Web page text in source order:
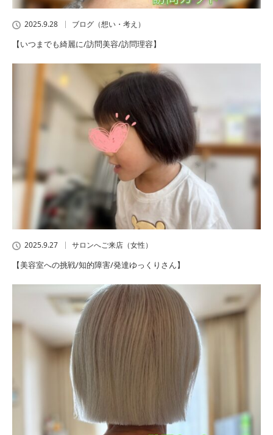
2025.9.28 ブログ（想い・考え）
【いつまでも綺麗に/訪問美容/訪問理容】
2025.9.27 サロンへご来店（女性）
【美容室への挑戦/知的障害/発達ゆっくりさん】